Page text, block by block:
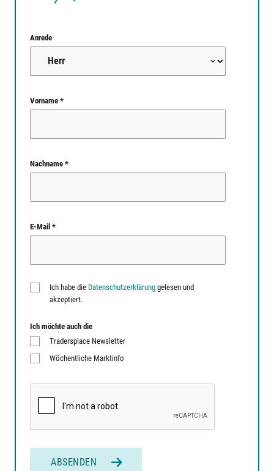
Anrede
Vorname *
Nachname *
E-Mail *
Ich habe die Datenschutzerklärung gelesen und
akzeptiert.
Ich möchte auch die
Tradersplace Newsletter
Wöchentliche Marktinfo
ABSENDEN